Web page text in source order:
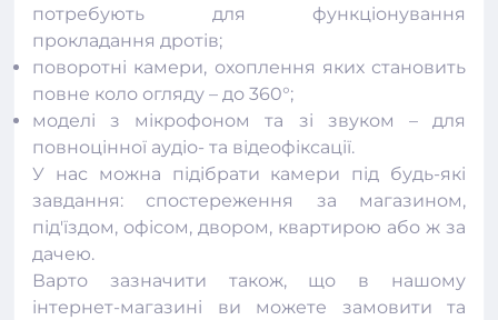
потребують для функціонування
прокладання дротів;
поворотні камери, охоплення яких становить
повне коло огляду – до 360°;
моделі з мікрофоном та зі звуком – для
повноцінної аудіо- та відеофіксації.
У нас можна підібрати камери під будь-які
завдання: спостереження за магазином,
під'їздом, офісом, двором, квартирою або ж за
дачею.
Варто зазначити також, що в нашому
інтернет-магазині ви можете замовити та